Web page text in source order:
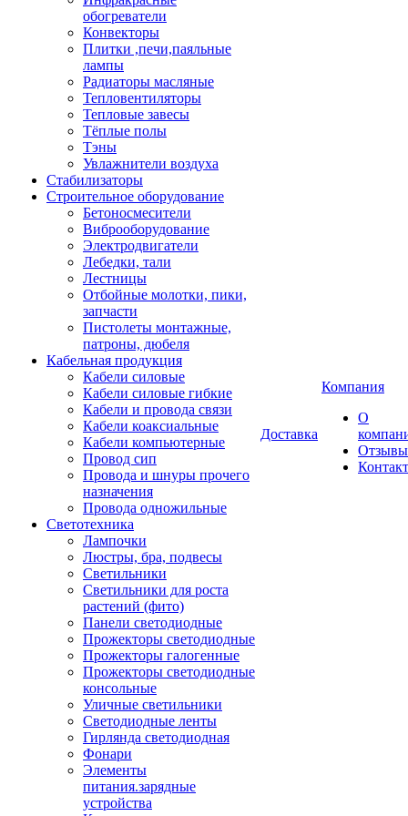
обогреватели
Конвекторы
Плитки ,печи,паяльные
лампы
Радиаторы масляные
Тепловентиляторы
Тепловые завесы
Тёплые полы
Тэны
Увлажнители воздуха
Стабилизаторы
Строительное оборудование
Бетоносмесители
Виброоборудование
Электродвигатели
Лебедки, тали
Лестницы
Отбойные молотки, пики,
запчасти
Пистолеты монтажные,
патроны, дюбеля
Кабельная продукция
Кабели силовые
Кабели силовые гибкие
Кабели и провода связи
Кабели коаксиальные
Кабели компьютерные
Провод сип
Провода и шнуры прочего
назначения
Провода одножильные
Светотехника
Лампочки
Люстры, бра, подвесы
Светильники
Светильники для роста
растений (фито)
Панели светодиодные
Прожекторы светодиодные
Прожекторы галогенные
Прожекторы светодиодные
консольные
Уличные светильники
Светодиодные ленты
Гирлянда светодиодная
Фонари
Элементы
питания.зарядные
устройства
Доставка
Компания
О
Отзывы